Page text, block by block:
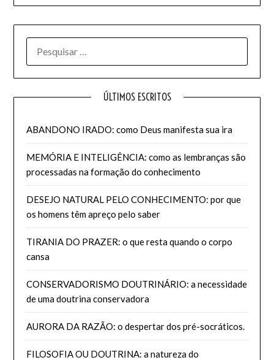
POR:
ÚLTIMOS ESCRITOS
ABANDONO IRADO: como Deus manifesta sua ira
MEMÓRIA E INTELIGÊNCIA: como as lembranças são
processadas na formação do conhecimento
DESEJO NATURAL PELO CONHECIMENTO: por que
os homens têm apreço pelo saber
TIRANIA DO PRAZER: o que resta quando o corpo
cansa
CONSERVADORISMO DOUTRINÁRIO: a necessidade
de uma doutrina conservadora
AURORA DA RAZÃO: o despertar dos pré-socráticos.
FILOSOFIA OU DOUTRINA: a natureza do